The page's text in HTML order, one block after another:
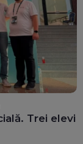
Trei elevi